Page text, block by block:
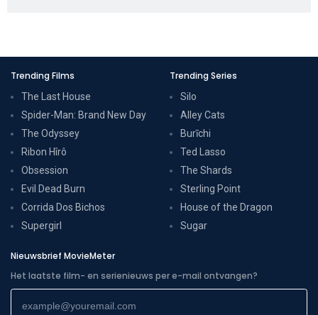
Trending Films
The Last House
Spider-Man: Brand New Day
The Odyssey
Ribon Hîrô
Obsession
Evil Dead Burn
Corrida Dos Bichos
Supergirl
Trending Series
Silo
Alley Cats
Burīchi
Ted Lasso
The Shards
Sterling Point
House of the Dragon
Sugar
Nieuwsbrief MovieMeter
Het laatste film- en serienieuws per e-mail ontvangen?